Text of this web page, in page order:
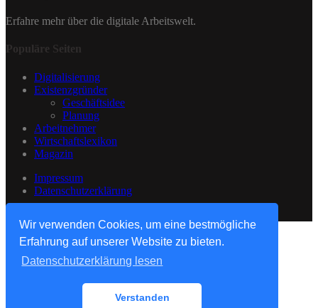
Wir verwenden Cookies, um eine bestmögliche
Erfahrung auf unserer Website zu bieten.
Datenschutzerklärung lesen
Verstanden
Erfahre mehr über die digitale Arbeitswelt.
Populäre Seiten
Digitalisierung
Existenzgründer
Geschäftsidee
Planung
Arbeitnehmer
Wirtschaftslexikon
Magazin
Impressum
Datenschutzerklärung